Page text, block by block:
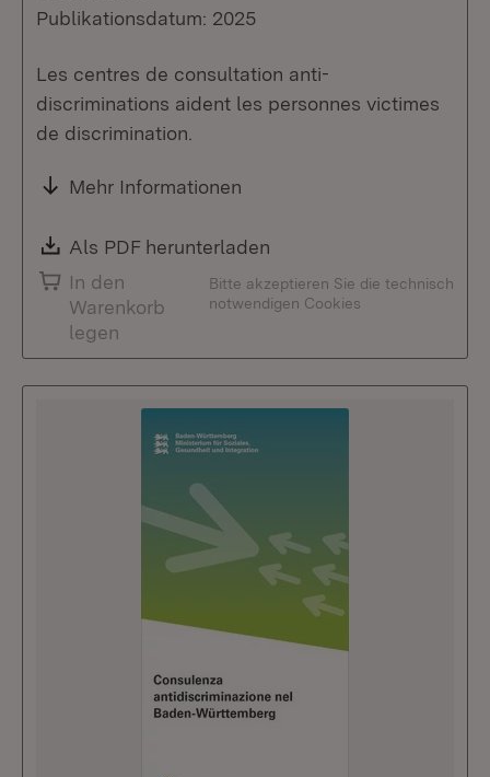
Publikationsdatum: 2025
Les centres de consultation anti-
discriminations aident les personnes victimes
de discrimination.
Mehr Informationen
Download:
Als PDF herunterladen
In den
Warenkorb
legen
Bitte akzeptieren Sie die technisch
notwendigen Cookies